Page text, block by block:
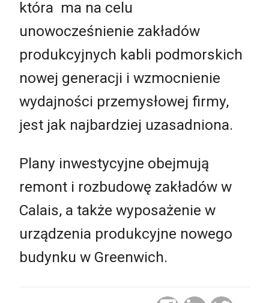
która ma na celu
unowocześnienie zakładów
produkcyjnych kabli podmorskich
nowej generacji i wzmocnienie
wydajności przemysłowej firmy,
jest jak najbardziej uzasadniona.
Plany inwestycyjne obejmują
remont i rozbudowę zakładów w
Calais, a także wyposażenie w
urządzenia produkcyjne nowego
budynku w Greenwich.